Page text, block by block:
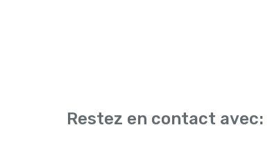
Restez en contact avec: